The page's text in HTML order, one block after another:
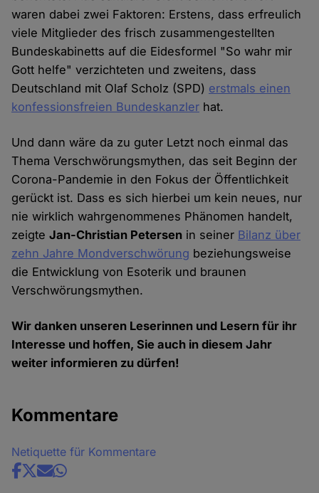
waren dabei zwei Faktoren: Erstens, dass erfreulich
viele Mitglieder des frisch zusammengestellten
Bundeskabinetts auf die Eidesformel "So wahr mir
Gott helfe" verzichteten und zweitens, dass
Deutschland mit Olaf Scholz (SPD) erstmals einen
konfessionsfreien Bundeskanzler hat.
Und dann wäre da zu guter Letzt noch einmal das
Thema Verschwörungsmythen, das seit Beginn der
Corona-Pandemie in den Fokus der Öffentlichkeit
gerückt ist. Dass es sich hierbei um kein neues, nur
nie wirklich wahrgenommenes Phänomen handelt,
zeigteJan-Christian Petersen in seiner Bilanz über
zehn Jahre Mondverschwörung beziehungsweise
die Entwicklung von Esoterik und braunen
Verschwörungsmythen.
Wir danken unseren Leserinnen und Lesern für ihr
Interesse und hoffen, Sie auch in diesem Jahr
weiter informieren zu dürfen!
Kommentare
Netiquette für Kommentare
Share